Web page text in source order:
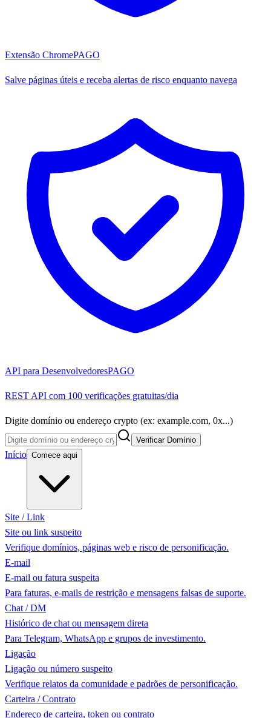
Extensão ChromePAGO
Salve páginas úteis e receba alertas de risco enquanto navega
API para DesenvolvedoresPAGO
REST API com 100 verificações gratuitas/dia
Digite domínio ou endereço crypto (ex: example.com, 0x...)
Verificar Domínio
Início Comece aqui
Site / Link
Site ou link suspeito
Verifique domínios, páginas web e risco de personificação.
E-mail
E-mail ou fatura suspeita
Para faturas, e-mails de restrição e mensagens falsas de suporte.
Chat / DM
Histórico de chat ou mensagem direta
Para Telegram, WhatsApp e grupos de investimento.
Ligação
Ligação ou número suspeito
Verifique relatos da comunidade e padrões de personificação.
Carteira / Contrato
Endereço de carteira, token ou contrato